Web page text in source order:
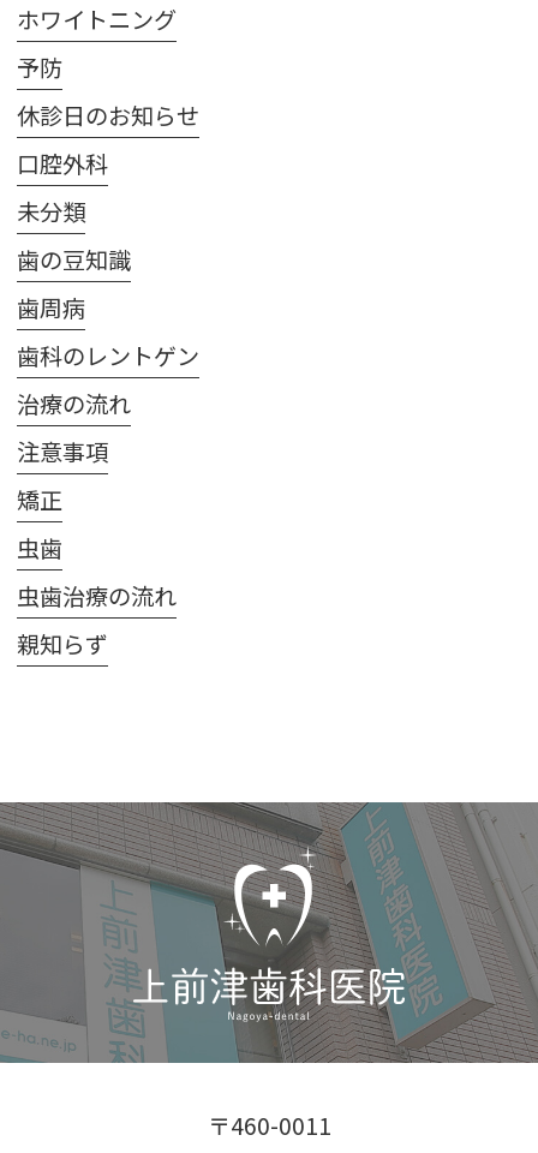
ホワイトニング
予防
休診日のお知らせ
口腔外科
未分類
歯の豆知識
歯周病
歯科のレントゲン
治療の流れ
注意事項
矯正
虫歯
虫歯治療の流れ
親知らず
〒460-0011